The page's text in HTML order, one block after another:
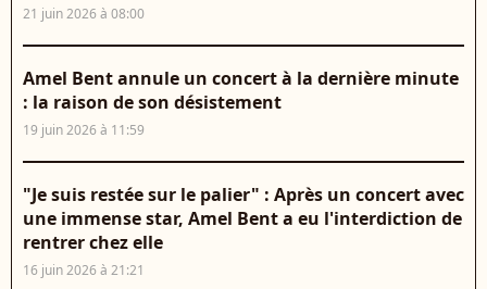
21 juin 2026 à 08:00
Amel Bent annule un concert à la dernière minute
: la raison de son désistement
19 juin 2026 à 11:59
"Je suis restée sur le palier" : Après un concert avec
une immense star, Amel Bent a eu l'interdiction de
rentrer chez elle
16 juin 2026 à 21:21